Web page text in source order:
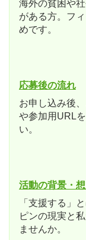
海外の貧困や
がある方。フ
めです。
応募後の流れ
お申し込み後
や参加用URL
い。
活動の背景・
「支援する」
ピンの現実と
ませんか。